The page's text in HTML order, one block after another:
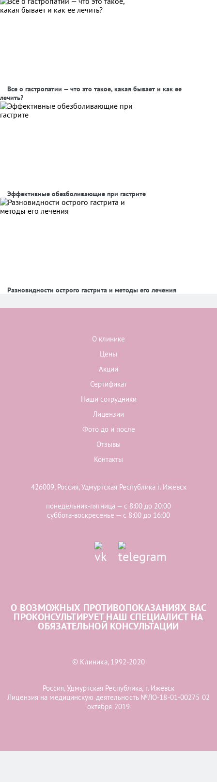
Все о гастропатии — что это такое, какая бывает и как ее
лечить?
Эффективные обезболивающие при гастрите
Разновидности острого гастрита и методы его лечения
О клинике
Цены
Акции
Сертификат
Наши сотрудники
Лицензии
Фото до и после
Отзывы
Контакты
426009, Россия, Удмуртская Республика г. Ижевск
понедельник-пятница — с 8:00 до 20:00
суббота-воскресенье — с 8:00 до 16:00
О ВОЗМОЖНЫХ ПРОТИВОПОКАЗАНИЯХ ВАС
ПРОКОНСУЛЬТИРУЕТ НАШ СПЕЦИАЛИСТ НА
ОБЯЗАТЕЛЬНОЙ КОНСУЛЬТАЦИИ
© Клиника, 1992-2020
Россия, Удмуртская Республика, г. Ижевск
Лицензия на медицинскую деятельность №ЛО-18-01-00275 02
октября 2019